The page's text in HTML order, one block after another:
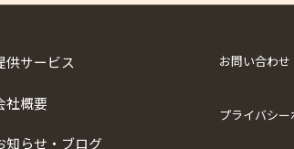
供サービス
社概要
知らせ・ブログ
お問い合わせ
プライバシー